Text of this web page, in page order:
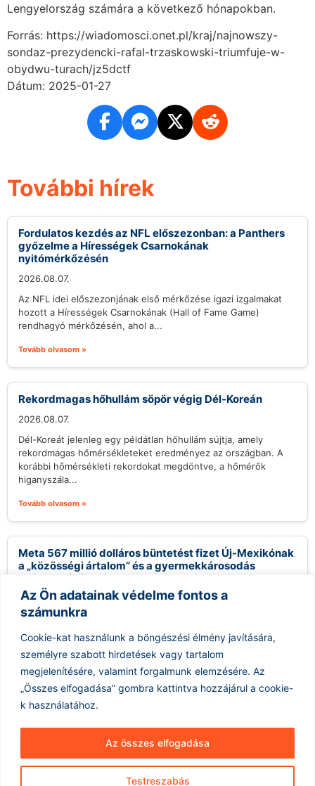
Az Ön adatainak védelme fontos a
számunkra
Cookie-kat használunk a böngészési élmény javítására,
személyre szabott hirdetések vagy tartalom
megjelenítésére, valamint forgalmunk elemzésére. Az
„Összes elfogadása” gombra kattintva hozzájárul a cookie-
k használatához.
Testreszabás
Az összes elfogadása
Lengyelország számára a következő hónapokban.
Forrás: https://wiadomosci.onet.pl/kraj/najnowszy-
sondaz-prezydencki-rafal-trzaskowski-triumfuje-w-
obydwu-turach/jz5dctf
Dátum: 2025-01-27
További hírek
Fordulatos kezdés az NFL előszezonban: a Panthers
győzelme a Hírességek Csarnokának
nyitómérkőzésén
2026.08.07.
Az NFL idei előszezonjának első mérkőzése igazi izgalmakat
hozott a Hírességek Csarnokának (Hall of Fame Game)
rendhagyó mérkőzésén, ahol a...
Tovább olvasom »
Rekordmagas hőhullám söpör végig Dél-Koreán
2026.08.07.
Dél-Koreát jelenleg egy példátlan hőhullám sújtja, amely
rekordmagas hőmérsékleteket eredményez az országban. A
korábbi hőmérsékleti rekordokat megdöntve, a hőmérők
higanyszála...
Tovább olvasom »
Meta 567 millió dolláros büntetést fizet Új-Mexikónak
a „közösségi ártalom” és a gyermekkárosodás
csökkentésére
2026.08.07.
Egy Új-Mexikói bíró csütörtökön arra kötelezte a Meta
vállalatot, hogy fizessen több mint félmilliárd dollárt az
államnak, mivel a vádak...
Tovább olvasom »